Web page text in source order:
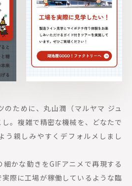
のために、丸山潤（マルヤマ ジュ
。複雑で精密な機械を、どなたで
う親しみやすくデフォルメしまし
細かな動きをGIFアニメで再現する
際に工場が稼働しているような臨